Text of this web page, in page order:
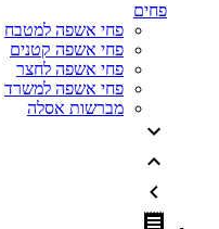
פחים
פחי אשפה למטבח
פחי אשפה קטנים
פחי אשפה לחצר
פחי אשפה למשרד
מברשות אסלה